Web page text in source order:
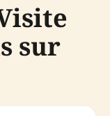
sur